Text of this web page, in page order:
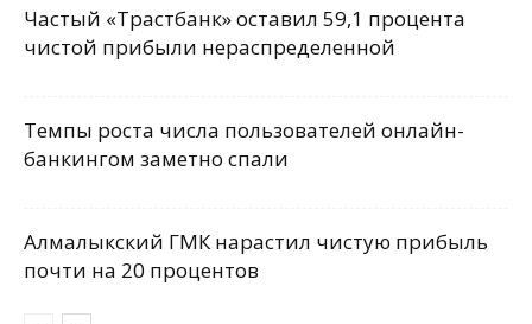
Частый «Трастбанк» оставил 59,1 процента
чистой прибыли нераспределенной
Темпы роста числа пользователей онлайн-
банкингом заметно спали
Алмалыкский ГМК нарастил чистую прибыль
почти на 20 процентов